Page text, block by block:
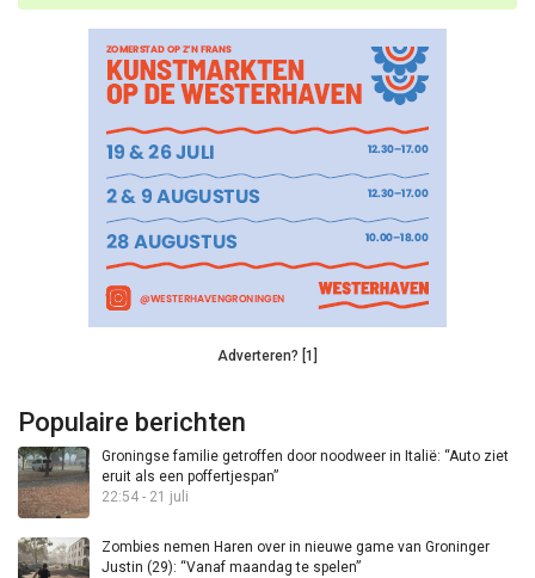
Adverteren? [1]
Populaire berichten
Groningse familie getroffen door noodweer in Italië: “Auto ziet
eruit als een poffertjespan”
22:54 - 21 juli
Zombies nemen Haren over in nieuwe game van Groninger
Justin (29): “Vanaf maandag te spelen”